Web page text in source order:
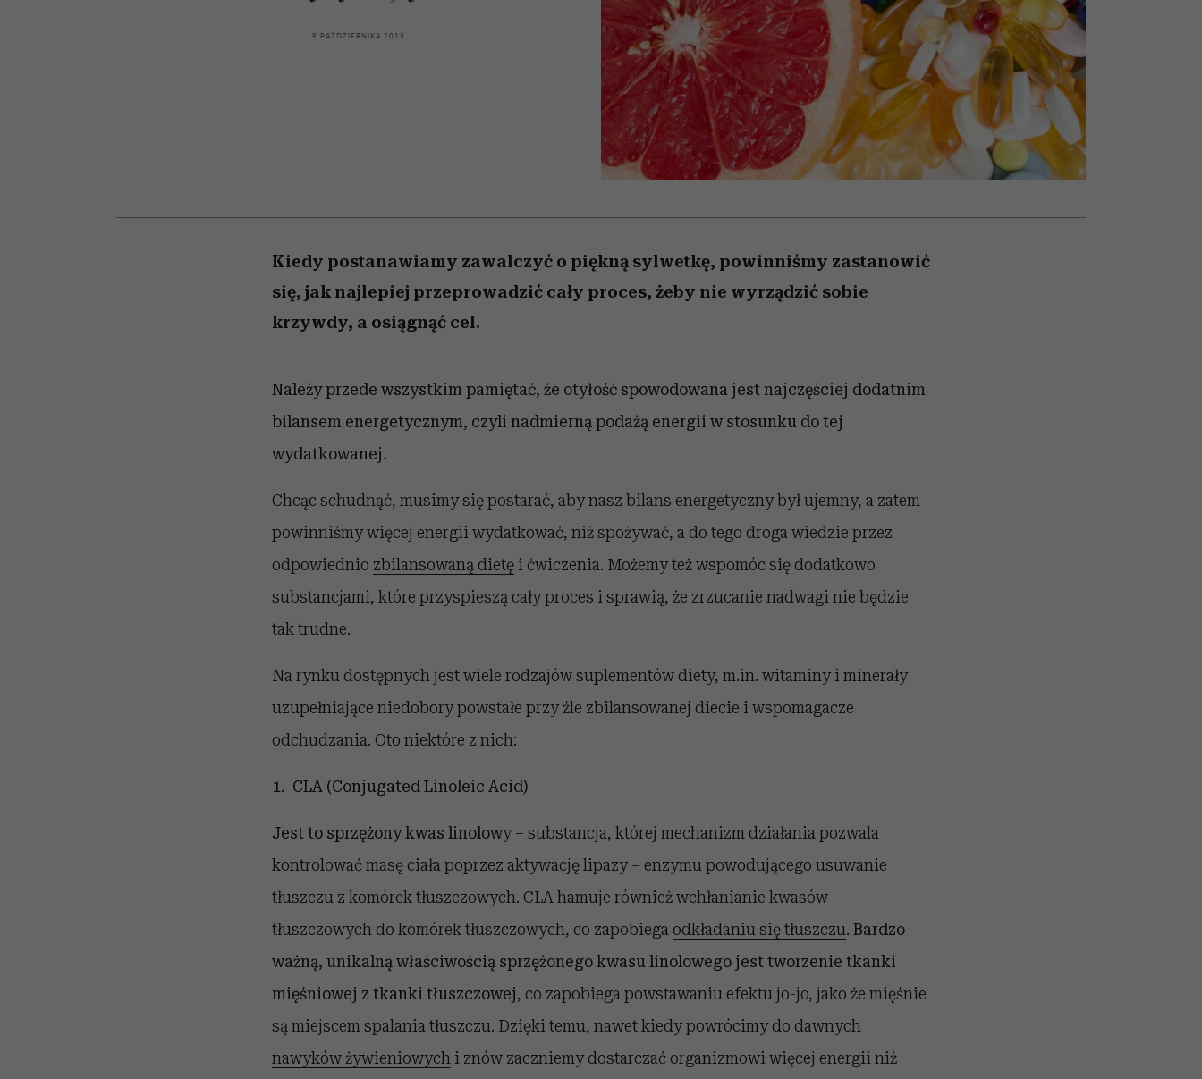
9 PAŹDZIERNIKA 2015
Kiedy postanawiamy zawalczyć o piękną sylwetkę, powinniśmy zastanowić
się, jak najlepiej przeprowadzić cały proces, żeby nie wyrządzić sobie
krzywdy, a osiągnąć cel.
Należy przede wszystkim pamiętać, że otyłość spowodowana jest najczęściej dodatnim
bilansem energetycznym, czyli nadmierną podażą energii w stosunku do tej
wydatkowanej.
Chcąc schudnąć, musimy się postarać, aby nasz bilans energetyczny był ujemny, a zatem
powinniśmy więcej energii wydatkować, niż spożywać, a do tego droga wiedzie przez
odpowiednio zbilansowaną dietęi ćwiczenia. Możemy też wspomóc się dodatkowo
substancjami, które przyspieszą cały proces i sprawią, że zrzucanie nadwagi nie będzie
tak trudne.
Na rynku dostępnych jest wiele rodzajów suplementów diety, m.in. witaminy i minerały
uzupełniające niedobory powstałe przy źle zbilansowanej diecie i wspomagacze
odchudzania. Oto niektóre z nich:
1. CLA (Conjugated Linoleic Acid)
Jest to sprzężony kwas linolowy – substancja, której mechanizm działania pozwala
kontrolować masę ciała poprzez aktywację lipazy – enzymu powodującego usuwanie
tłuszczu z komórek tłuszczowych. CLA hamuje również wchłanianie kwasów
tłuszczowych do komórek tłuszczowych, co zapobiega odkładaniu się tłuszczu. Bardzo
ważną, unikalną właściwością sprzężonego kwasu linolowego jest tworzenie tkanki
mięśniowej z tkanki tłuszczowej, co zapobiega powstawaniu efektu jo-jo, jako że mięśnie
są miejscem spalania tłuszczu. Dzięki temu, nawet kiedy powrócimy do dawnych
nawyków żywieniowych i znów zaczniemy dostarczać organizmowi więcej energii niż